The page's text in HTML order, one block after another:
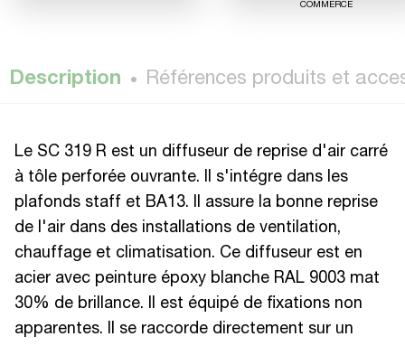
COMMERCE
Description Références produits et
Le SC 319 R est un diffuseur de reprise d'air carré
à tôle perforée ouvrante. Il s'intégre dans les
plafonds staff et BA13. Il assure la bonne reprise
de l'air dans des installations de ventilation,
chauffage et climatisation. Ce diffuseur est en
acier avec peinture époxy blanche RAL 9003 mat
30% de brillance. Il est équipé de fixations non
apparentes. Il se raccorde directement sur un